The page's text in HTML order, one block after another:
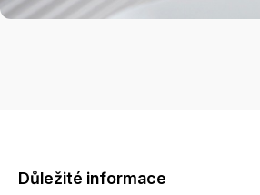
Důležité informace